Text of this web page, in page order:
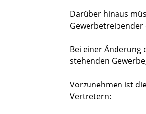
Darüber hinaus
Gewerbetreibender
Bei einer Änderung
stehenden
Vorzunehmen ist
Vertretern: